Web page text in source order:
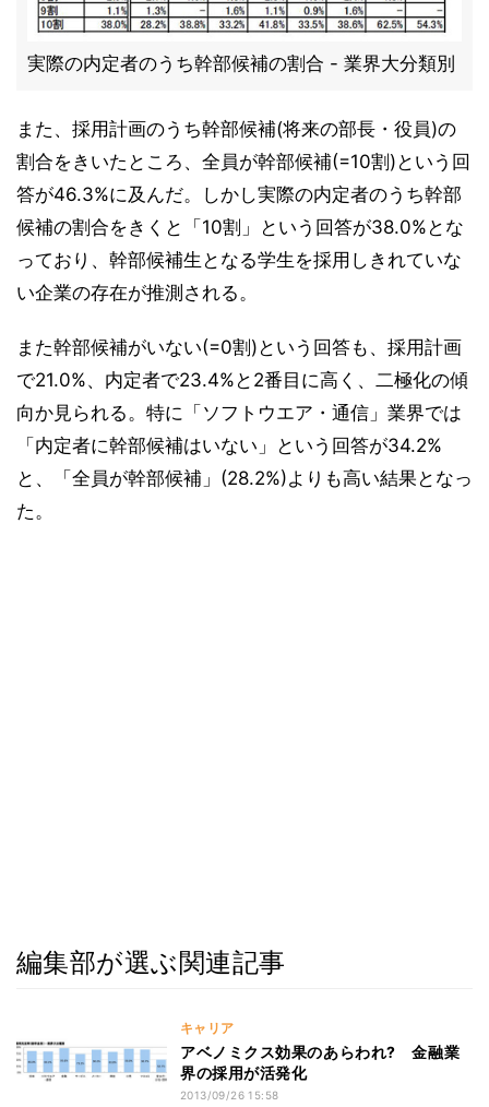
実際の内定者のうち幹部候補の割合 - 業界大分類別
また、採用計画のうち幹部候補(将来の部長・役員)の
割合をきいたところ、全員が幹部候補(=10割)という回
答が46.3%に及んだ。しかし実際の内定者のうち幹部
候補の割合をきくと「10割」という回答が38.0%とな
っており、幹部候補生となる学生を採用しきれていな
い企業の存在が推測される。
また幹部候補がいない(=0割)という回答も、採用計画
で21.0%、内定者で23.4%と2番目に高く、二極化の傾
向か見られる。特に「ソフトウエア・通信」業界では
「内定者に幹部候補はいない」という回答が34.2%
と、「全員が幹部候補」(28.2%)よりも高い結果となっ
た。
編集部が選ぶ関連記事
キャリア
アベノミクス効果のあらわれ? 金融業
界の採用が活発化
2013/09/26 15:58